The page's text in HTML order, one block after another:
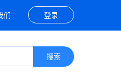
们 登录
搜索